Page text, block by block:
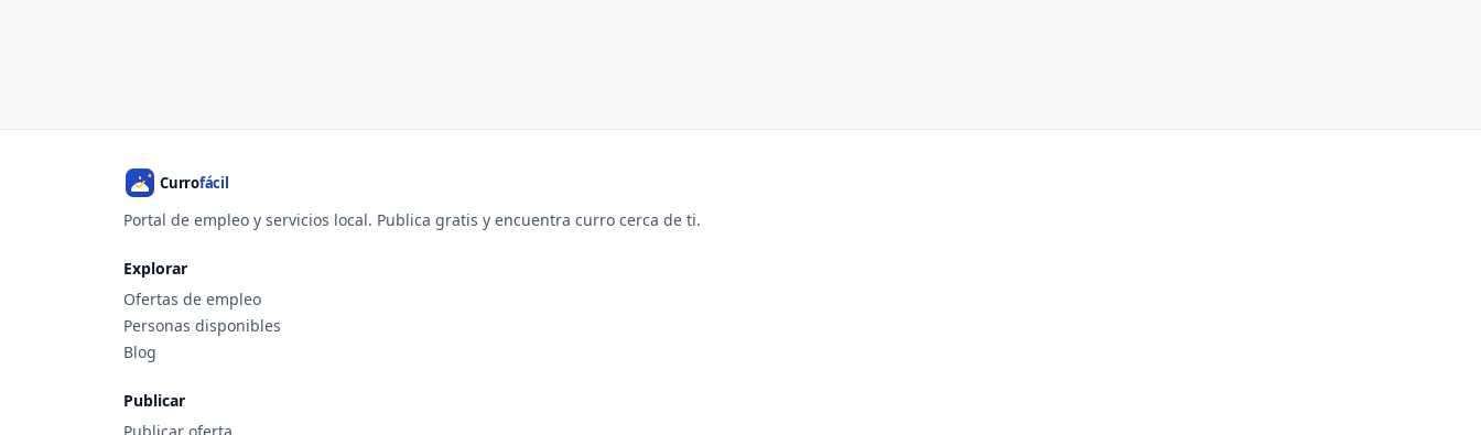
Portal de empleo y servicios local. Publica gratis y encuentra curro cerca de ti.
Explorar
Ofertas de empleo
Personas disponibles
Blog
Publicar